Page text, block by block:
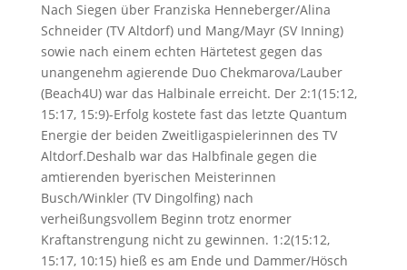
Nach Siegen über Franziska Henneberger/Alina
Schneider (TV Altdorf) und Mang/Mayr (SV Inning)
sowie nach einem echten Härtetest gegen das
unangenehm agierende Duo Chekmarova/Lauber
(Beach4U) war das Halbinale erreicht. Der 2:1(15:12,
15:17, 15:9)-Erfolg kostete fast das letzte Quantum
Energie der beiden Zweitligaspielerinnen des TV
Altdorf.Deshalb war das Halbfinale gegen die
amtierenden byerischen Meisterinnen
Busch/Winkler (TV Dingolfing) nach
verheißungsvollem Beginn trotz enormer
Kraftanstrengung nicht zu gewinnen. 1:2(15:12,
15:17, 10:15) hieß es am Ende und Dammer/Hösch